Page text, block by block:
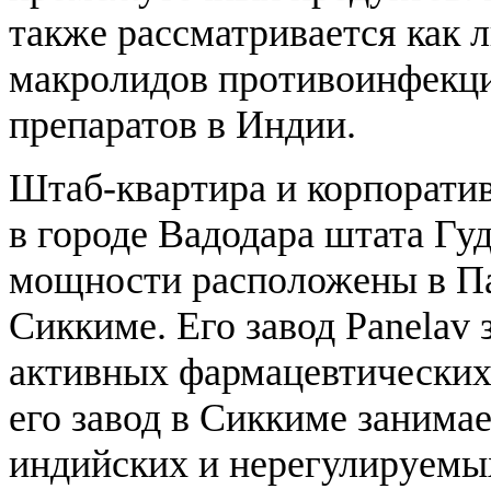
также рассматривается как
макролидов
препаратов в Индии.
Штаб-квартира и
в городе Вадодара штата
мощности расположены в
Сиккиме. Его завод Panelav
активных
его завод в Сиккиме
индийских и